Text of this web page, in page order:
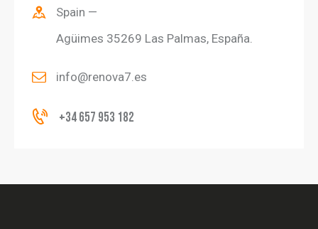
Spain —
Agüimes 35269 Las Palmas, España.
info@renova7.es
+34 657 953 182